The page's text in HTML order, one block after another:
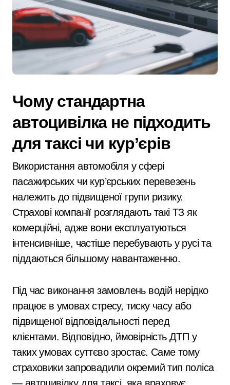
Чому стандартна
автоцивілка не підходить
для таксі чи кур’єрів
Використання автомобіля у сфері
пасажирських чи кур’єрських перевезень
належить до підвищеної групи ризику.
Страхові компанії розглядають такі ТЗ як
комерційні, адже вони експлуатуються
інтенсивніше, частіше перебувають у русі та
піддаються більшому навантаженню.
Під час виконання замовлень водій нерідко
працює в умовах стресу, тиску часу або
підвищеної відповідальності перед
клієнтами. Відповідно, ймовірність ДТП у
таких умовах суттєво зростає. Саме тому
страховики запровадили окремий тип поліса